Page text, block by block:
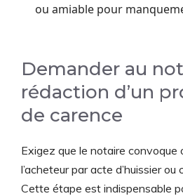
ou amiable pour
Demander au
rédaction d’un
de carence
Exigez que le notaire convoque
l’acheteur par acte d’huissier ou
Cette étape est indispensable